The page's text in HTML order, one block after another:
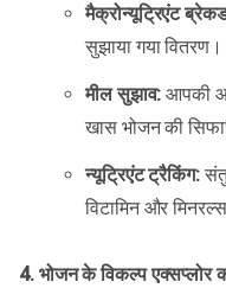
मैक्रोन्यूट्रिएंट
सुझाया गया वितरण।
मील सुझाव: आपकी
खास भोजन की
न्यूट्रिएंट ट्रैकिंग:
विटामिन और
4. भोजन के विकल्प एक्सप्लोर